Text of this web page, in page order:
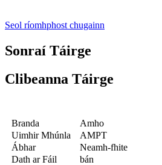
Seol ríomhphost chugainn
Sonraí Táirge
Clibeanna Táirge
Branda
Amho
Uimhir Mhúnla
AMPT
Ábhar
Neamh-fhite
Dath ar Fáil
bán